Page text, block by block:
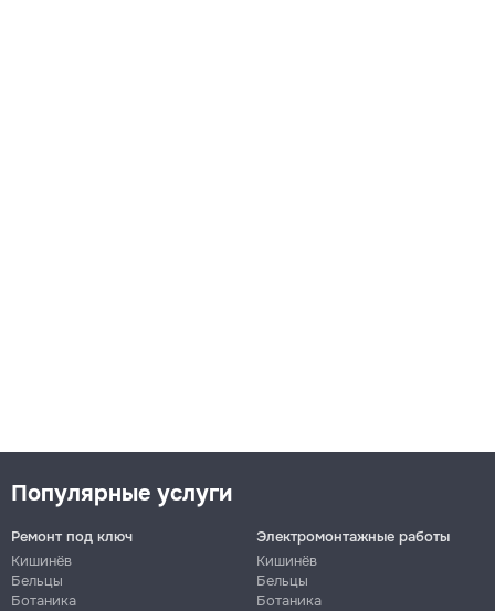
Популярные услуги
Ремонт под ключ
Кишинёв
Бельцы
Ботаника
Электромонтажные работы
Кишинёв
Бельцы
Ботаника